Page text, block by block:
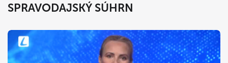
SPRAVODAJSKÝ SÚHRN